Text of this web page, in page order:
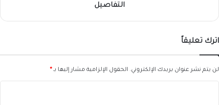
التفاصيل
اترك تعليقاً
لن يتم نشر عنوان بريدك الإلكتروني. الحقول الإلزامية مشار إليها بـ *